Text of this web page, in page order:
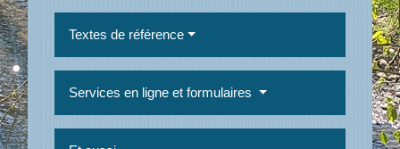
Textes de référence
Services en ligne et formulaires